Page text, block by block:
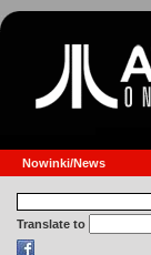
Nowinki/News
Translate to